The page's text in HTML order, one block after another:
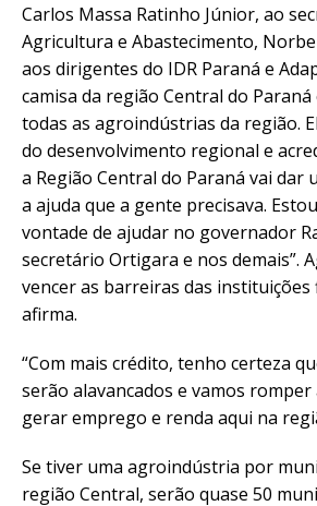
Carlos Massa Ratinho Júnior, ao
Agricultura e Abastecimento,
aos dirigentes do IDR Paraná e
camisa da região Central do
todas as agroindústrias da região.
do desenvolvimento regional e
a Região Central do Paraná vai dar
a ajuda que a gente precisava.
vontade de ajudar no governador
secretário Ortigara e nos demais”.
vencer as barreiras das instituições
afirma.
“Com mais crédito, tenho certeza
serão alavancados e vamos romper
gerar emprego e renda aqui na
Se tiver uma agroindústria por
região Central, serão quase 50